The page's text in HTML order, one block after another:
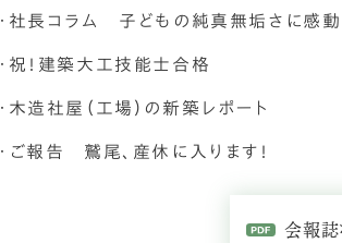
・社長コラム 子どもの純真無垢さに感動
・祝！建築大工技能士合格
・木造社屋（工場）の新築レポート
・ご報告 鷲尾、産休に入ります！
会報